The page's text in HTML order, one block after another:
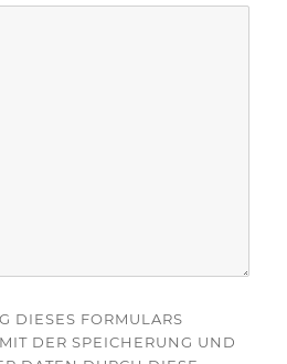
DIESES FORMULARS
DER SPEICHERUNG UND